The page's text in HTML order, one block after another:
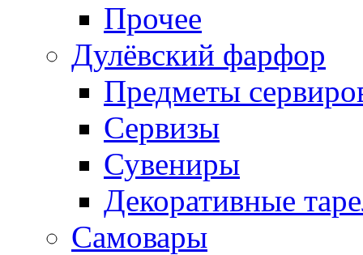
Прочее
Дулёвский фарфор
Предметы
Сервизы
Сувениры
Декоративные
Самовары